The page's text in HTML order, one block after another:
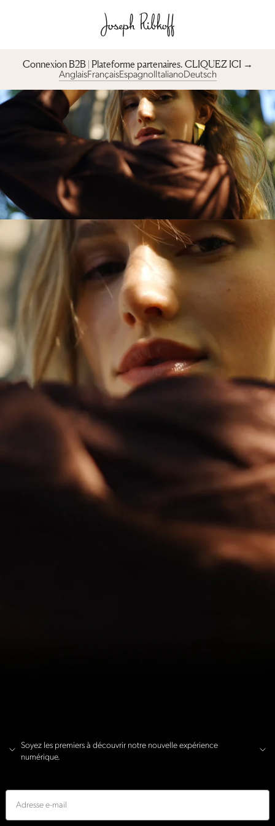
Connexion B2B | Plateforme partenaires︎. CLIQUEZ ICI →
AnglaisFrançaisEspagnolItalianoDeutsch
Soyez les premiers à découvrir notre nouvelle expérience
numérique.
E-mail